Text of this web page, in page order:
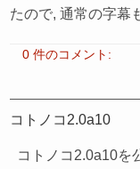
たので, 通常の字幕
0 件のコメント:
コトノコ2.0a10
コトノコ2.0a10を